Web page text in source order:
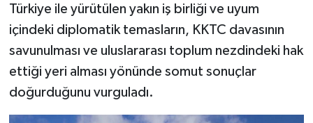
Türkiye ile yürütülen yakın iş birliği ve uyum
içindeki diplomatik temasların, KKTC davasının
savunulması ve uluslararası toplum nezdindeki hak
ettiği yeri alması yönünde somut sonuçlar
doğurduğunu vurguladı.